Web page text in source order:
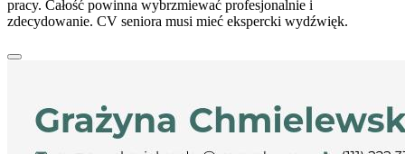
pracy. Całość powinna wybrzmiewać profesjonalnie i
zdecydowanie. CV seniora musi mieć ekspercki wydźwięk.